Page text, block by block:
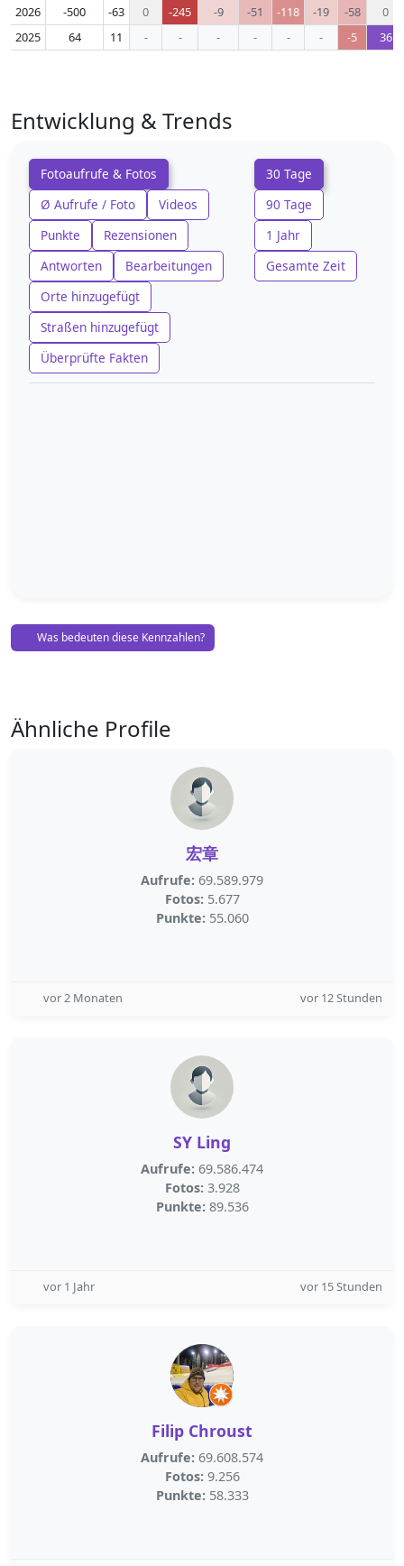
2026 -500 -63 0 -245 -9 -51 -118 -19 -58
0
2025
64 11 - - - - - - -5 36
Entwicklung & Trends
Fotoaufrufe & Fotos
Ø Aufrufe / Foto
Videos
Punkte
Rezensionen
Antworten
Bearbeitungen
Orte hinzugefügt
Straßen hinzugefügt
Überprüfte Fakten
30 Tage
90 Tage
1 Jahr
Gesamte Zeit
Was bedeuten diese Kennzahlen?
Ähnliche Profile
宏章
Aufrufe: 69.589.979
Fotos: 5.677
Punkte: 55.060
vor 2 Monaten vor 12 Stunden
SY Ling
Aufrufe: 69.586.474
Fotos: 3.928
Punkte: 89.536
vor 1 Jahr vor 15 Stunden
Filip Chroust
Aufrufe: 69.608.574
Fotos: 9.256
Punkte: 58.333